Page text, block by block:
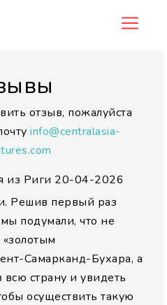
отзыв, пожалуйста
info@centralasia-
из Риги 20-04-2026
Решив первый раз
подумали, что не
«золотым
Самарканд-Бухара, а
страну и увидеть
осуществить такую